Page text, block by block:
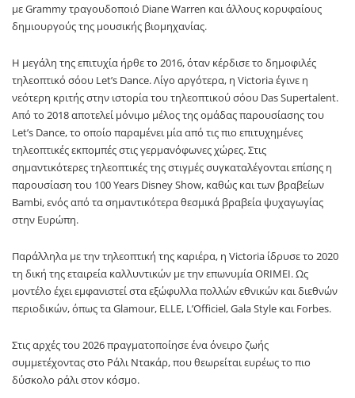
με Grammy τραγουδοποιό Diane Warren και άλλους κορυφαίους
δημιουργούς της μουσικής βιομηχανίας.
Η μεγάλη της επιτυχία ήρθε το 2016, όταν κέρδισε το δημοφιλές
τηλεοπτικό σόου Let’s Dance. Λίγο αργότερα, η Victoria έγινε η
νεότερη κριτής στην ιστορία του τηλεοπτικού σόου Das Supertalent.
Από το 2018 αποτελεί μόνιμο μέλος της ομάδας παρουσίασης του
Let’s Dance, το οποίο παραμένει μία από τις πιο επιτυχημένες
τηλεοπτικές εκπομπές στις γερμανόφωνες χώρες. Στις
σημαντικότερες τηλεοπτικές της στιγμές συγκαταλέγονται επίσης η
παρουσίαση του 100 Years Disney Show, καθώς και των βραβείων
Bambi, ενός από τα σημαντικότερα θεσμικά βραβεία ψυχαγωγίας
στην Ευρώπη.
Παράλληλα με την τηλεοπτική της καριέρα, η Victoria ίδρυσε το 2020
τη δική της εταιρεία καλλυντικών με την επωνυμία ORIMEI. Ως
μοντέλο έχει εμφανιστεί στα εξώφυλλα πολλών εθνικών και διεθνών
περιοδικών, όπως τα Glamour, ELLE, L’Officiel, Gala Style και Forbes.
Στις αρχές του 2026 πραγματοποίησε ένα όνειρο ζωής
συμμετέχοντας στο Ράλι Ντακάρ, που θεωρείται ευρέως το πιο
δύσκολο ράλι στον κόσμο.